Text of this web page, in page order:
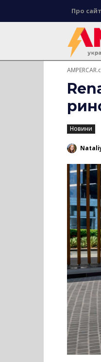
Про сайт
Новини